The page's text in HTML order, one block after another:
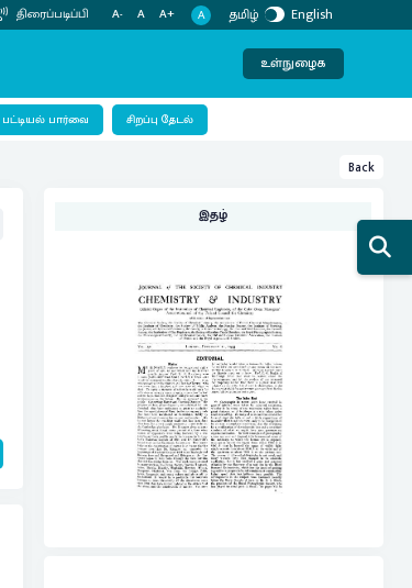
திரைப்படிப்பி A- A A+ A தமிழ் English
உள்நுழைக
பட்டியல் பார்வை சிறப்பு தேடல்
Back
இதழ்